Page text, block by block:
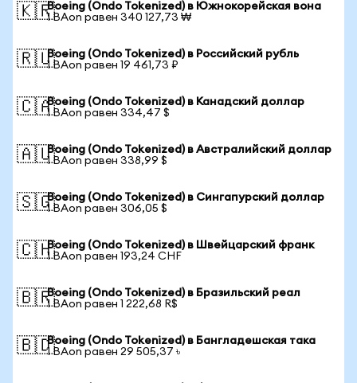
🇰🇷Boeing (Ondo Tokenized) в Южнокорейская вона
1 BAon равен 340 127,73 ₩
🇷🇺Boeing (Ondo Tokenized) в Российский рубль
1 BAon равен 19 461,73 ₽
🇨🇦Boeing (Ondo Tokenized) в Канадский доллар
1 BAon равен 334,47 $
🇦🇺Boeing (Ondo Tokenized) в Австралийский доллар
1 BAon равен 338,99 $
🇸🇬Boeing (Ondo Tokenized) в Сингапурский доллар
1 BAon равен 306,05 $
🇨🇭Boeing (Ondo Tokenized) в Швейцарский франк
1 BAon равен 193,24 CHF
🇧🇷Boeing (Ondo Tokenized) в Бразильский реал
1 BAon равен 1 222,68 R$
🇧🇩Boeing (Ondo Tokenized) в Бангладешская така
1 BAon равен 29 505,37 ৳